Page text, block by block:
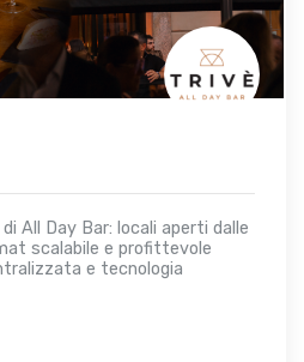
All Day Bar: locali aperti dalle
scalabile e profittevole
e tecnologia